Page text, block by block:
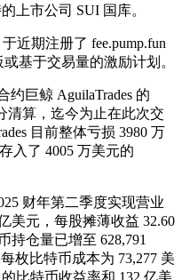
上市公司 SUI 国库。
近期注册了 fee.pump.fun
基于交易量的激励计划。
约巨鲸 AguilaTrades 的
清算，迄今为止在此次交
目前整体亏损 3980 万
入了 4005 万美元的
财年第二季度实现营业
美元，每股摊薄收益 32.60
持仓量已增至 628,791
枚比特币成本为 73,277 美
比特币收益率和 132 亿美